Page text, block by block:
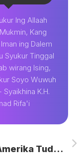
Ing Allaah
Kang
ing Dalem
Syukur Tinggal
wirang Ising,
Soyo Wuwuh
Syaikhina K.H.
Rifa'i
Raksasa AI Amerika Tuding Perusahaan China Lakukan Kecurangan Besar